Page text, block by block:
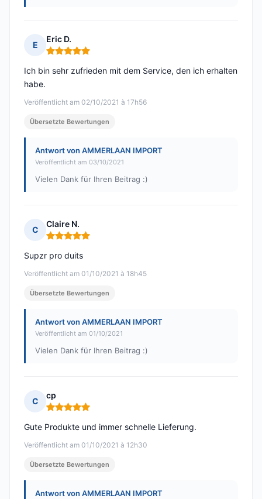
E
Eric D.
Hinweis: 5 von 5
Veröffentlicht am 02/10/2021 à 17h56
Ich bin sehr zufrieden mit dem Service, den ich erhalten
habe.
Übersetzte Bewertungen
Antwort von AMMERLAAN IMPORT
Veröffentlicht am 03/10/2021
Vielen Dank für Ihren Beitrag :)
C
Claire N.
Hinweis: 5 von 5
Veröffentlicht am 01/10/2021 à 18h45
Supzr pro duits
Übersetzte Bewertungen
Antwort von AMMERLAAN IMPORT
Veröffentlicht am 01/10/2021
Vielen Dank für Ihren Beitrag :)
C
cp
Hinweis: 5 von 5
Veröffentlicht am 01/10/2021 à 12h30
Gute Produkte und immer schnelle Lieferung.
Übersetzte Bewertungen
Antwort von AMMERLAAN IMPORT